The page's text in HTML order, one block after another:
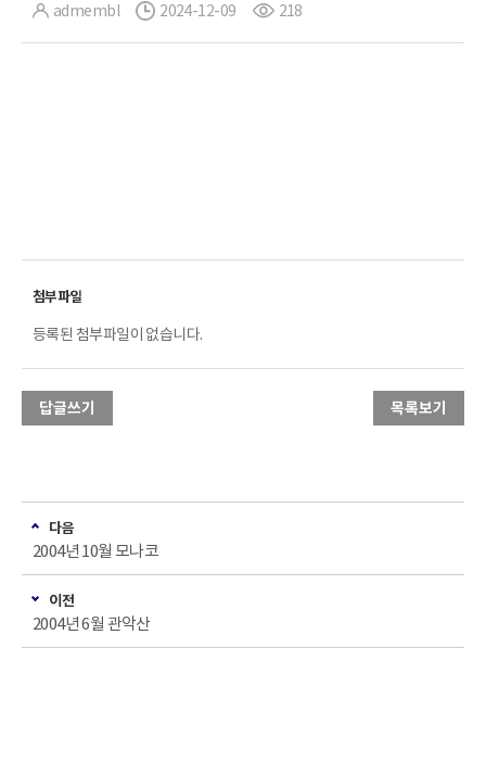
admembl 2024-12-09 218
등록된 첨부파일이 없습니다.
답글쓰기 목록보기
다음
2004년 10월 모나코
이전
2004년 6월 관악산